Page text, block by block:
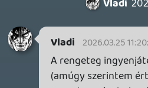
CORSAIR CLIPPER PRO MINI 60 - KICSI, DE ERŐS